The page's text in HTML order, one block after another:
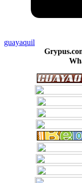
guayaquil